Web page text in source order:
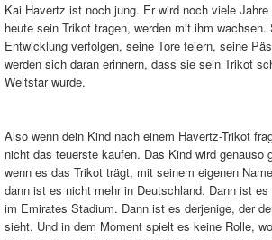
Kai Havertz ist noch jung. Er wird noch viele
heute sein Trikot tragen, werden mit ihm wachsen.
Entwicklung verfolgen, seine Tore feiern, seine
werden sich daran erinnern, dass sie sein Trikot
Weltstar wurde.
Also wenn dein Kind nach einem Havertz-Trikot
nicht das teuerste kaufen. Das Kind wird genauso
wenn es das Trikot trägt, mit seinem eigenen
dann ist es nicht mehr in Deutschland. Dann ist
im Emirates Stadium. Dann ist es derjenige, der
sieht. Und in dem Moment spielt es keine Rolle,